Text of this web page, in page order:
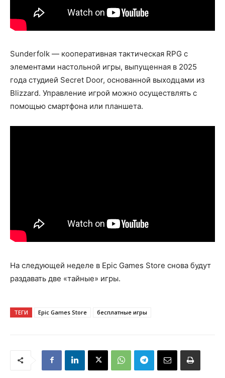
Sunderfolk — кооперативная тактическая RPG с
элементами настольной игры, выпущенная в 2025
года студией Secret Door, основанной выходцами из
Blizzard. Управление игрой можно осуществлять с
помощью смартфона или планшета.
На следующей неделе в Epic Games Store снова будут
раздавать две «тайные» игры.
ТЕГИ Epic Games Store бесплатные игры